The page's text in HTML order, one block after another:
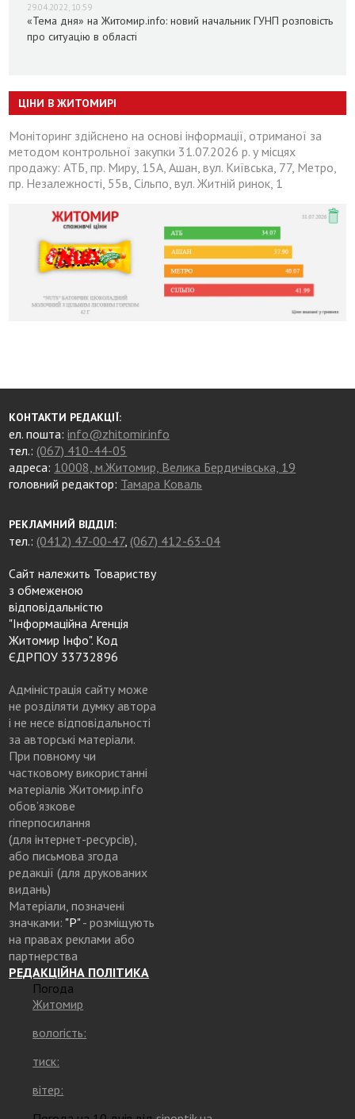
29.04.2022, 10:59
«Тема дня» на Житомир.info: новий начальник ГУНП розповість
про ситуацію в області
ЦІНИ В ЖИТОМИРІ
Моніторинг здійснено на основі інформації, отриманої за
методом контрольної закупки 31.07.2026 р. у місцях
продажу: АТБ, пр. Миру, 15А, Ашан, вул. Київська, 77, Метро,
пр. Незалежності, 55в, Сільпо, вул. Житній ринок, 1
КОНТАКТИ РЕДАКЦІЇ:
ел. пошта:info@zhitomir.info
тел.: (067) 410-44-05
адреса: 10008, м.Житомир, Велика Бердичівська, 19
головний редактор: Тамара Коваль
РЕКЛАМНИЙ ВІДДІЛ:
тел.: (0412) 47-00-47, (067) 412-63-04
Сайт належить Товариству
з обмеженою
відповідальністю
"Інформаційна Агенція
Житомир Інфо". Код
ЄДРПОУ 33732896
Адміністрація сайту може
не розділяти думку автора
і не несе відповідальності
за авторські матеріали.
При повному чи
частковому використанні
матеріалів Житомир.info
обов’язкове
гіперпосилання
(для інтернет-ресурсів),
або письмова згода
редакції (для друкованих
видань)
Матеріали, позначені
значками: "Р"- розміщують
на правах реклами або
партнерства
РЕДАКЦІЙНА ПОЛІТИКА
Погода
Житомир
вологість:
тиск:
вітер: